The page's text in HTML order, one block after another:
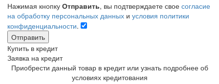
Нажимая кнопку Отправить, вы подтверждаете свое согласие
на обработку персональных данных и условия политики
конфиденциальности.
Отправить
Купить в кредит
Заявка на кредит
Приобрести данный товар в кредит или узнать подробнее об
условиях кредитования